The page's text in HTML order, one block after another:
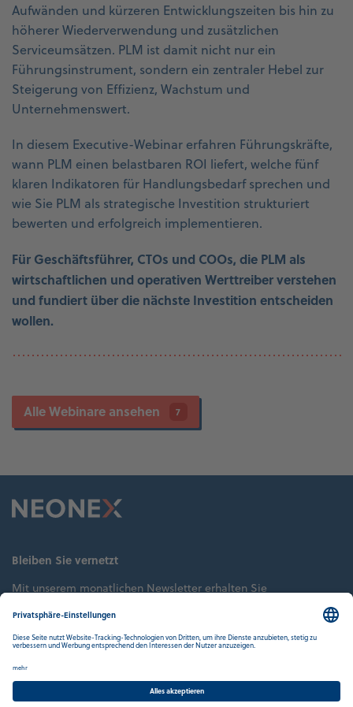
Aufwänden und kürzeren Entwicklungszeiten bis hin zu
höherer Wiederverwendung und zusätzlichen
Serviceumsätzen. PLM ist damit nicht nur ein
Führungsinstrument, sondern ein zentraler Hebel zur
Steigerung von Effizienz, Wachstum und
Unternehmenswert.
In diesem Executive-Webinar erfahren Führungskräfte,
wann PLM einen belastbaren ROI liefert, welche fünf
klaren Indikatoren für Handlungsbedarf sprechen und
wie Sie PLM als strategische Investition strukturiert
bewerten und erfolgreich implementieren.
Für Geschäftsführer, CTOs und COOs, die PLM als
wirtschaftlichen und operativen Werttreiber verstehen
und fundiert über die nächste Investition entscheiden
wollen.
Alle Webinare ansehen 7
Bleiben Sie vernetzt
Mit unserem monatlichen Newsletter erhalten Sie
Neuste Erkenntnisse aus dem Bereich Industrie 4.0
und Aktionen